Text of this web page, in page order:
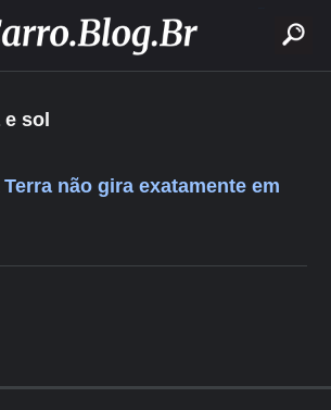
sol
não gira exatamente em